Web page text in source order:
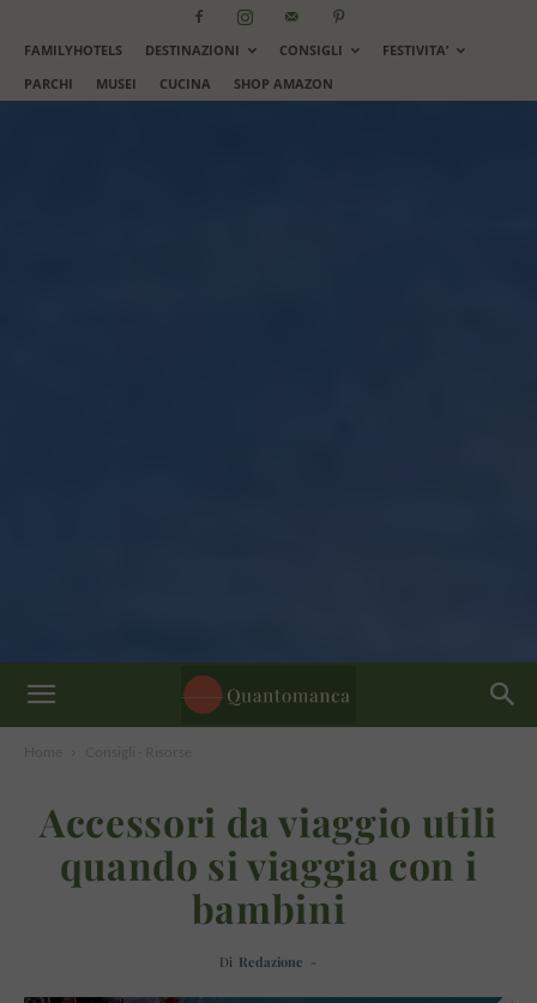
FAMILYHOTELS DESTINAZIONI CONSIGLI
FESTIVITA’
PARCHI
MUSEI CUCINA SHOP AMAZON
Accessori da viaggio utili
quando si viaggia con i
bambini
Di Redazione -